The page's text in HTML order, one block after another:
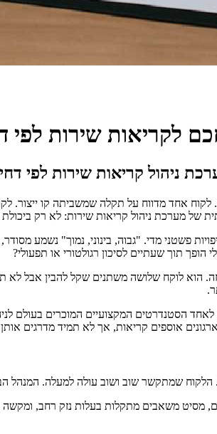
לקריאות שירות לפי
ניהול קריאות שירות לפי
לקוח אחד מדווח על תקלה שמשביתה קו
של מערכת ניהול קריאות שירות: לא רק
פשטני מדי. "גבוה, בינוני, נמוך"
תוך שעתיים לסיכון רגולטורי או תפעולי?
הוא לוקח שלושה משתנים שקל להבין אבל לא
אוספים קריאות, אך לא תמיד מדרגים
הלקוח שמתקשר שוב ושוב עולה למעלה.
מסיט משאבים מתקלות בעלות נזק רחב,